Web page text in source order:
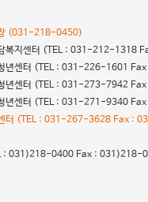
(031-218-0450)
복지센터 (TEL : 031-212-1318
년센터 (TEL : 031-226-1601
년센터 (TEL : 031-273-7942
년센터 (TEL : 031-271-9340
터 (TEL : 031-267-3628 Fax :
: 031)218-0400 Fax : 031)218-